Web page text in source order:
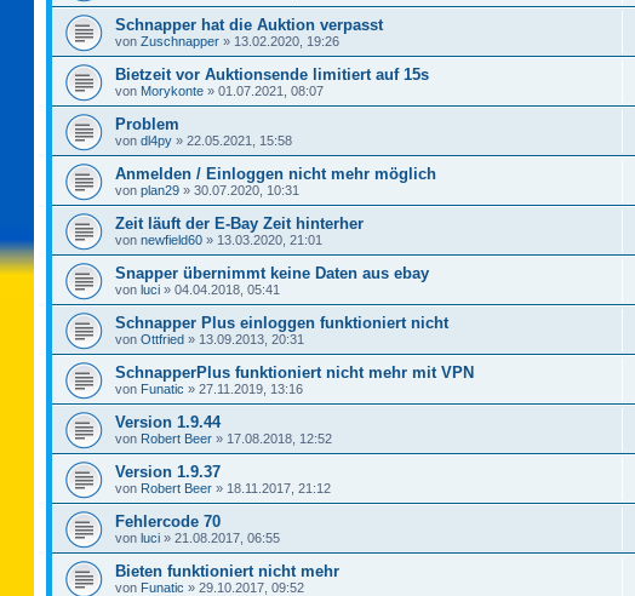
Schnapper hat die Auktion verpasst
von Zuschnapper » 13.02.2020, 19:26
Bietzeit vor Auktionsende limitiert auf 15s
von Morykonte » 01.07.2021, 08:07
Problem
von dl4py » 22.05.2021, 15:58
Anmelden / Einloggen nicht mehr möglich
von plan29 » 30.07.2020, 10:31
Zeit läuft der E-Bay Zeit hinterher
von newfield60 » 13.03.2020, 21:01
Snapper übernimmt keine Daten aus ebay
von luci » 04.04.2018, 05:41
Schnapper Plus einloggen funktioniert nicht
von Ottfried » 13.09.2013, 20:31
SchnapperPlus funktioniert nicht mehr mit VPN
von Funatic » 27.11.2019, 13:16
Version 1.9.44
von Robert Beer » 17.08.2018, 12:52
Version 1.9.37
von Robert Beer » 18.11.2017, 21:12
Fehlercode 70
von luci » 21.08.2017, 06:55
Bieten funktioniert nicht mehr
von Funatic » 29.10.2017, 09:52